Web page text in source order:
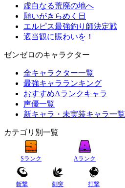
虚白なる荒廃の地へ
願いがきらめく日
エルピス最強釣り師決定戦
適当観に賑わいを！
ゼンゼロのキャラクター
全キャラクター一覧
最強キャラランキング
おすすめAランクキャラ
声優一覧
新キャラ・未実装キャラ一覧
カテゴリ別一覧
Sランク Aランク
斬撃 刺突 打撃